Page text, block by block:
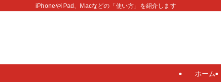
iPhoneやiPad、Macなどの「使い方」を紹介します
ホーム